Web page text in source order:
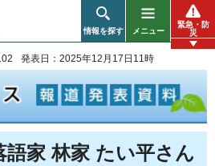
情報を探す メニュー
緊急・防
災
発表日：2025年12月17日11時
語家 林家 たい平さん